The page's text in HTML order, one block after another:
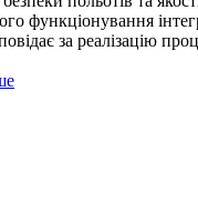
функціонування
за реалізацію